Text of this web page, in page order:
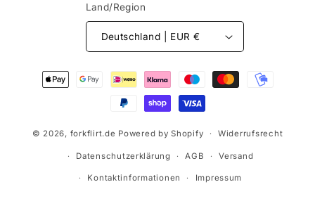
Land/Region
Deutschland | EUR €
Zahlungsmethoden
© 2026, forkflirt.de Powered by Shopify Widerrufsrecht
Datenschutzerklärung AGB Versand
Kontaktinformationen Impressum